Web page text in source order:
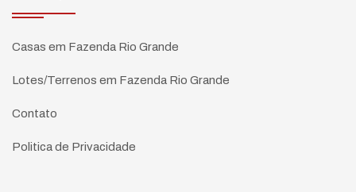
Casas em Fazenda Rio Grande
Lotes/Terrenos em Fazenda Rio Grande
Contato
Politica de Privacidade